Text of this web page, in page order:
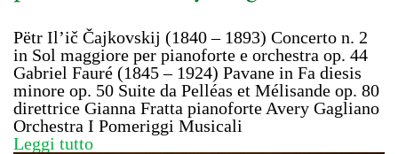
Pëtr Il’ič Čajkovskij (1840 – 1893) Concerto n. 2
in Sol maggiore per pianoforte e orchestra op. 44
Gabriel Fauré (1845 – 1924) Pavane in Fa diesis
minore op. 50 Suite da Pelléas et Mélisande op. 80
direttrice Gianna Fratta pianoforte Avery Gagliano
Orchestra I Pomeriggi Musicali
Leggi tutto